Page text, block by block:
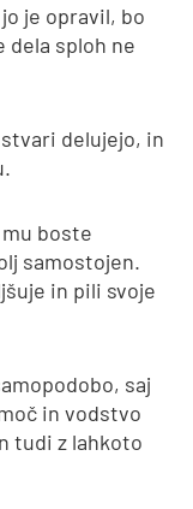
je opravil, bo
dela sploh ne
delujejo, in
boste
samostojen.
in pili svoje
saj
in vodstvo
tudi z lahkoto